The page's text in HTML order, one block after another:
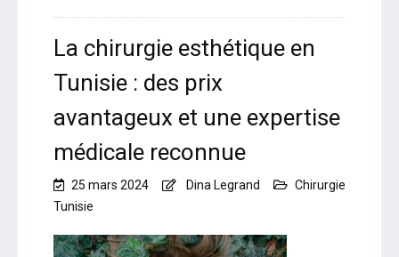
La chirurgie esthétique en
Tunisie : des prix
avantageux et une expertise
médicale reconnue
25 mars 2024 Dina Legrand
Chirurgie
Tunisie